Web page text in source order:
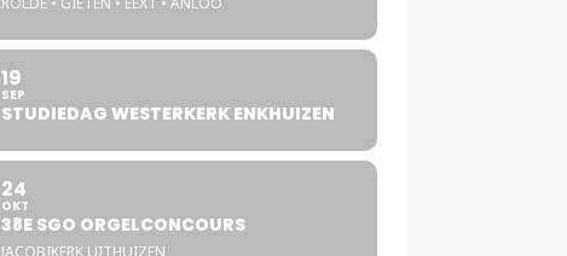
19
SEP
STUDIEDAG WESTERKERK ENKHUIZEN
24
OKT
38E SGO ORGELCONCOURS
JACOBIKERK UITHUIZEN